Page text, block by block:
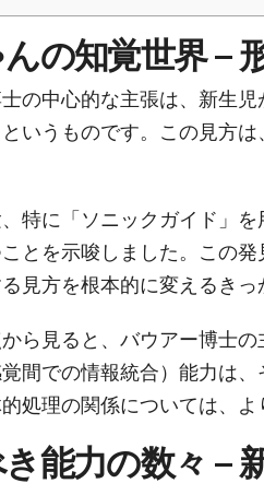
の知覚世界 –
の中心的な主張は、新生
いうものです。この見方
特に「ソニックガイド」
とを示唆しました。この
見方を根本的に変えるきっ
ら見ると、バウアー博士
覚間での情報統合）能力は
処理の関係については、
能力の数々 –